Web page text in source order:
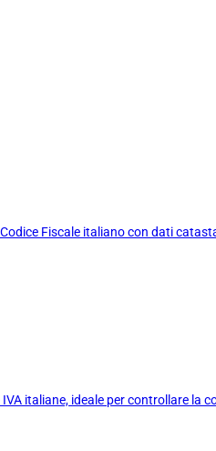
Fiscale italiano con dati
italiane, ideale per controllare la